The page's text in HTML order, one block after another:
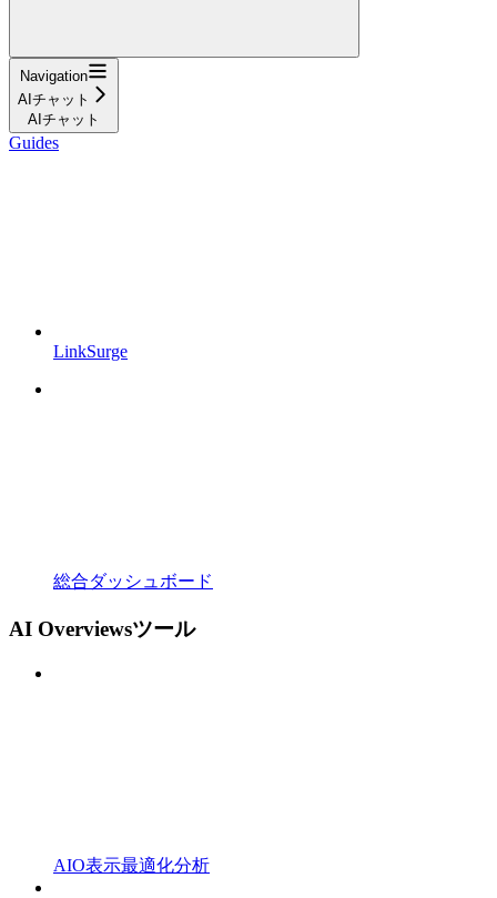
Navigation
AIチャット
AIチャット
Guides
LinkSurge
総合ダッシュボード
AI Overviewsツール
AIO表示最適化分析